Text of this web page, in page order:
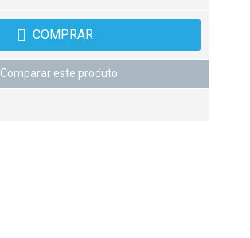
COMPRAR
Comparar este produto